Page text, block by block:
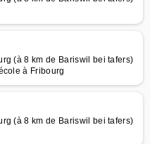
(à 8 km de Bariswil bei tafers)
à Fribourg
(à 8 km de Bariswil bei tafers)